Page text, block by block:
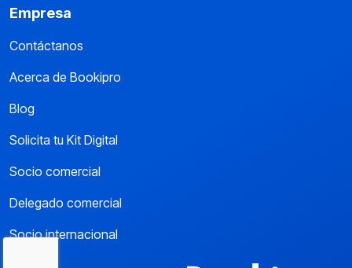
Empresa
Contáctanos
Acerca de Bookipro
Blog
Solicita tu Kit Digital
Socio comercial
Delegado comercial
Socio internacional